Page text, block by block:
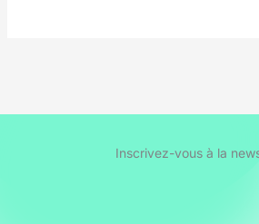
Inscrivez-vous à la